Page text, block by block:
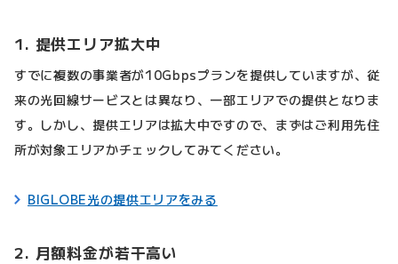
1. 提供エリア拡大中
すでに複数の事業者が10Gbpsプランを提供していますが、従
来の光回線サービスとは異なり、一部エリアでの提供となりま
す。しかし、提供エリアは拡大中ですので、まずはご利用先住
所が対象エリアかチェックしてみてください。
BIGLOBE光の提供エリアをみる
2. 月額料金が若干高い